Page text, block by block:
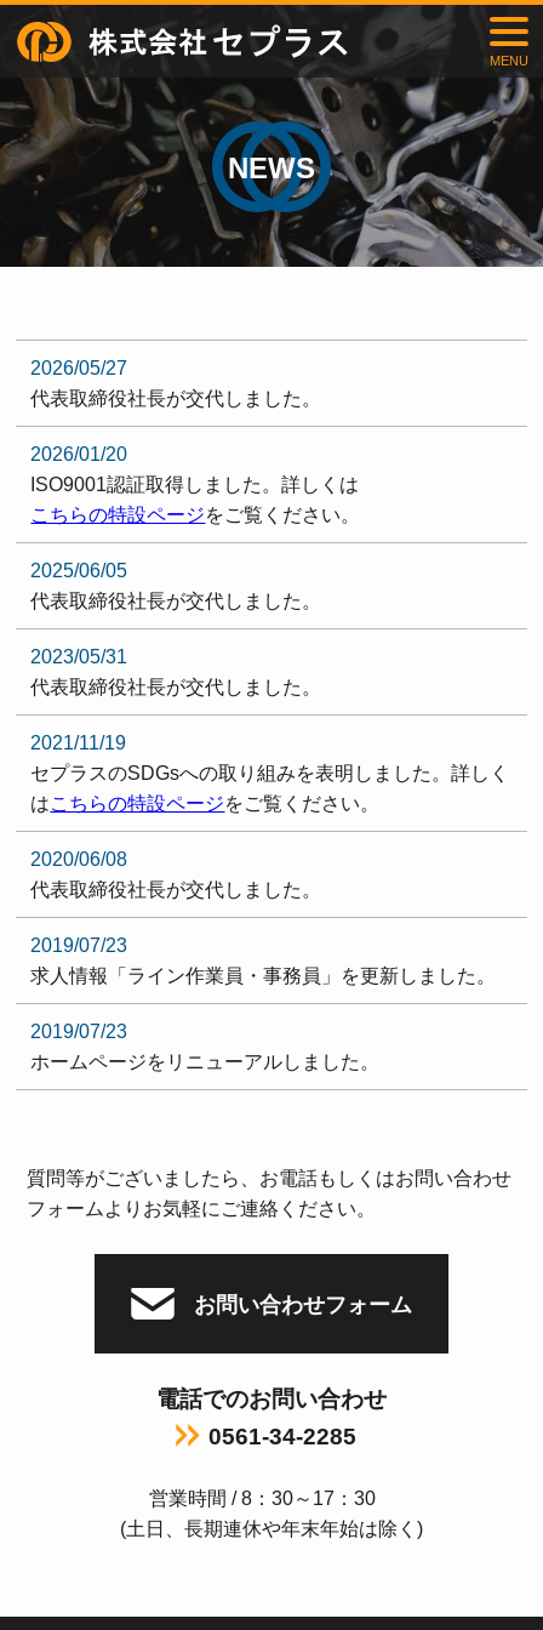
MENU
NEWS
2026/05/27
代表取締役社長が交代しました。
2026/01/20
ISO9001認証取得しました。詳しくは
こちらの特設ページをご覧ください。
2025/06/05
代表取締役社長が交代しました。
2023/05/31
代表取締役社長が交代しました。
2021/11/19
セプラスのSDGsへの取り組みを表明しました。詳しく
はこちらの特設ページをご覧ください。
2020/06/08
代表取締役社長が交代しました。
2019/07/23
求人情報「ライン作業員・事務員」を更新しました。
2019/07/23
ホームページをリニューアルしました。
質問等がございましたら、お電話もしくはお問い合わせ
フォームよりお気軽にご連絡ください。
お問い合わせフォーム
電話でのお問い合わせ
0561-34-2285
営業時間 / 8：30～17：30
(土日、長期連休や年末年始は除く)